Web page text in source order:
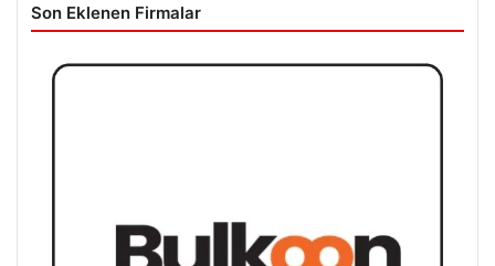
Son Eklenen Firmalar